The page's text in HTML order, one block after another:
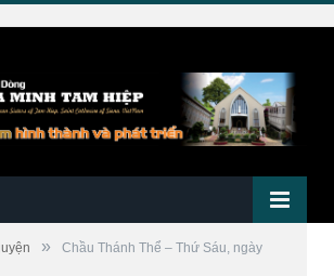
»
Chầu Thánh Thể – Thứ Sáu, ngày